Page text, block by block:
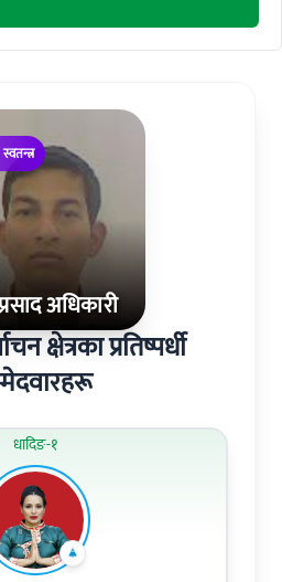
अधिकारी
स्वतन्त्र
क्षेत्रका प्रतिष्पर्धी
धादिङ-१